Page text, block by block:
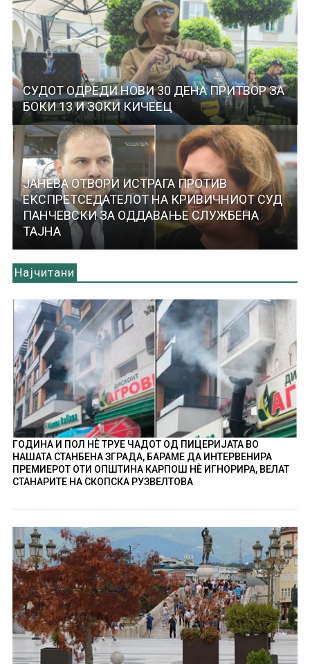
СУДОТ ОДРЕДИ НОВИ 30 ДЕНА ПРИТВОР ЗА
БОКИ 13 И ЗОКИ КИЧЕЕЦ
ЈАНЕВА ОТВОРИ ИСТРАГА ПРОТИВ
ЕКСПРЕТСЕДАТЕЛОТ НА КРИВИЧНИОТ СУД
ПАНЧЕВСКИ ЗА ОДДАВАЊЕ СЛУЖБЕНА
ТАЈНА
Најчитани
ГОДИНА И ПОЛ НÈ ТРУЕ ЧАДОТ ОД ПИЦЕРИЈАТА ВО
НАШАТА СТАНБЕНА ЗГРАДА, БАРАМЕ ДА ИНТЕРВЕНИРА
ПРЕМИЕРОТ ОТИ ОПШТИНА КАРПОШ НÈ ИГНОРИРА, ВЕЛАТ
СТАНАРИТЕ НА СКОПСКА РУЗВЕЛТОВА